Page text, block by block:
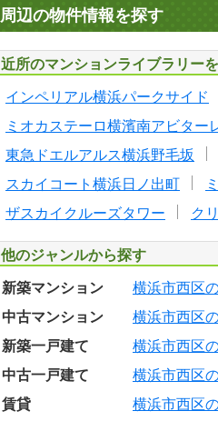
周辺の物件情報を探す
近所のマンションライブラリー
インペリアル横浜パークサイド
ミオカステーロ横濱南アビター
東急ドエルアルス横浜野毛坂
スカイコート横浜日ノ出町
ザスカイクルーズタワー
ク
他のジャンルから探す
新築マンション 横浜市西区
中古マンション
横浜市西区
新築一戸建て
横浜市西区
中古一戸建て
横浜市西区
賃貸
横浜市西区